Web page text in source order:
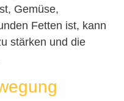
Gemüse,
Fetten ist, kann
stärken und die